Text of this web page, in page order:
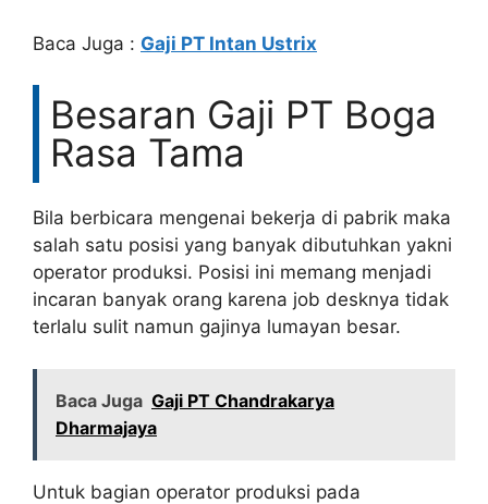
Baca Juga : Gaji PT Intan Ustrix
Besaran Gaji PT Boga
Rasa Tama
Bila berbicara mengenai bekerja di pabrik maka
salah satu posisi yang banyak dibutuhkan yakni
operator produksi. Posisi ini memang menjadi
incaran banyak orang karena job desknya tidak
terlalu sulit namun gajinya lumayan besar.
Baca Juga Gaji PT Chandrakarya
Dharmajaya
Untuk bagian operator produksi pada